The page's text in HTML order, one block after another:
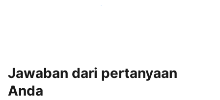
Gabung dengan tuan rumah lain seperti Anda
Jawaban dari pertanyaan
Anda